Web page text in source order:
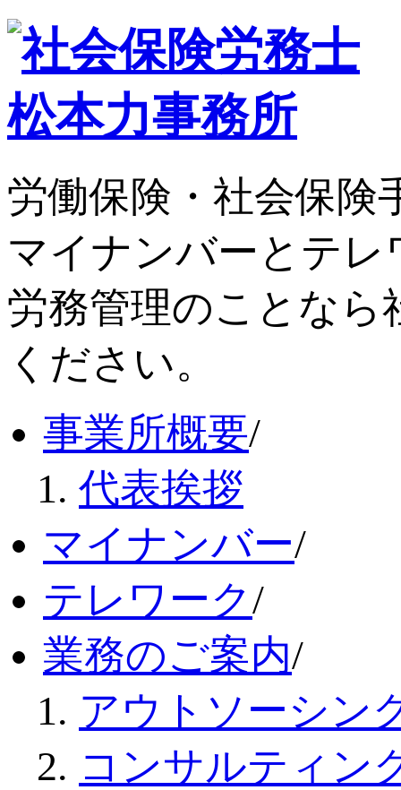
労働保険・社会保険
マイナンバーとテ
労務管理のことなら
ください。
事業所概要/
代表挨拶
マイナンバー/
テレワーク/
業務のご案内/
アウトソーシン
コンサルティン